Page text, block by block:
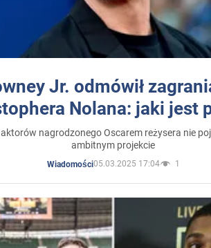
Jr. odmówił
Nolana: jaki jest
nagrodzonego Oscarem reżysera nie
ambitnym projekcie
Wiadomości05.03.2025 17:04 1